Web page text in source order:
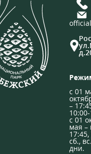
с 01
–
с 01
мая –
сб.,
дни.